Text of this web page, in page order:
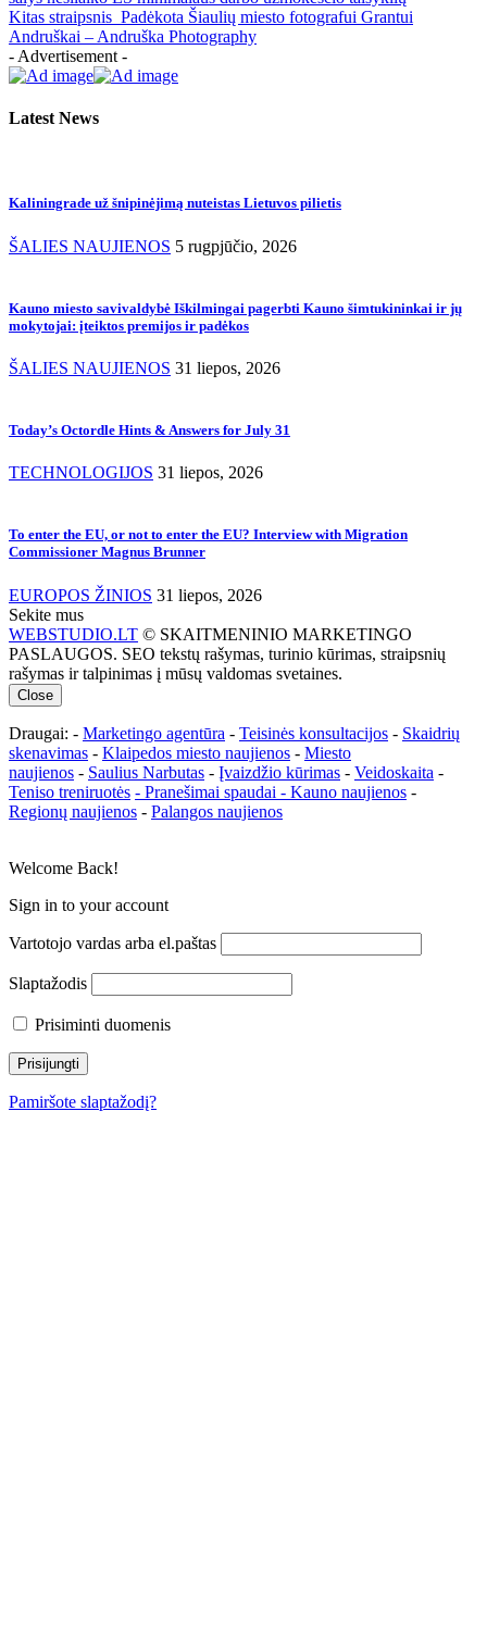
Kitas straipsnis Padėkota Šiaulių miesto fotografui Grantui
Andruškai – Andruška Photography
- Advertisement -
Latest News
Kaliningrade už šnipinėjimą nuteistas Lietuvos pilietis
ŠALIES NAUJIENOS 5 rugpjūčio, 2026
Kauno miesto savivaldybė Iškilmingai pagerbti Kauno šimtukininkai ir jų
mokytojai: įteiktos premijos ir padėkos
ŠALIES NAUJIENOS 31 liepos, 2026
Today’s Octordle Hints & Answers for July 31
TECHNOLOGIJOS 31 liepos, 2026
To enter the EU, or not to enter the EU? Interview with Migration
Commissioner Magnus Brunner
EUROPOS ŽINIOS 31 liepos, 2026
Sekite mus
WEBSTUDIO.LT © SKAITMENINIO MARKETINGO
PASLAUGOS. SEO tekstų rašymas, turinio kūrimas, straipsnių
rašymas ir talpinimas į mūsų valdomas svetaines.
Close
Draugai: - Marketingo agentūra - Teisinės konsultacijos - Skaidrių
skenavimas - Klaipedos miesto naujienos - Miesto
naujienos - Saulius Narbutas - Įvaizdžio kūrimas - Veidoskaita -
Teniso treniruotės - Pranešimai spaudai - Kauno naujienos -
Regionų naujienos - Palangos naujienos
Welcome Back!
Sign in to your account
Vartotojo vardas arba el.paštas
Slaptažodis
Prisiminti duomenis
Pamiršote slaptažodį?